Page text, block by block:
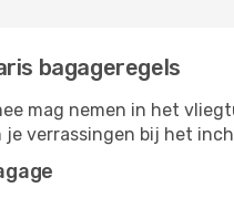
bagageregels
mag nemen in het
je verrassingen bij het